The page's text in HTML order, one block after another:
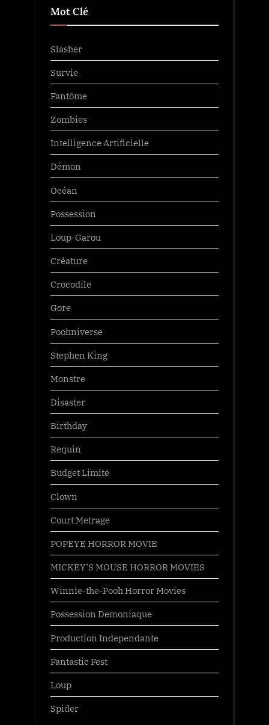
Mot Clé
Slasher
Survie
Fantôme
Zombies
Intelligence Artificielle
Démon
Océan
Possession
Loup-Garou
Créature
Crocodile
Gore
Poohniverse
Stephen King
Monstre
Disaster
Birthday
Requin
Budget Limité
Clown
Court Metrage
POPEYE HORROR MOVIE
MICKEY’S MOUSE HORROR MOVIES
Winnie-the-Pooh Horror Movies
Possession Demoniaque
Production Independante
Fantastic Fest
Loup
Spider